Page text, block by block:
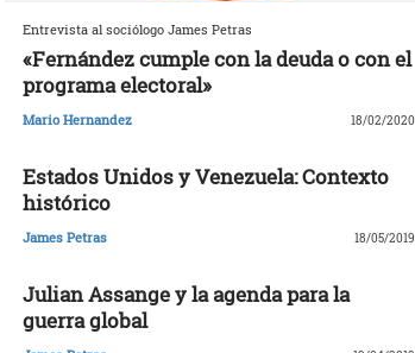
Entrevista al sociólogo James Petras
«Fernández cumple con la deuda o con el
programa electoral»
Mario Hernandez 18/02/2020
Estados Unidos y Venezuela: Contexto
histórico
James Petras 18/05/2019
Julian Assange y la agenda para la
guerra global